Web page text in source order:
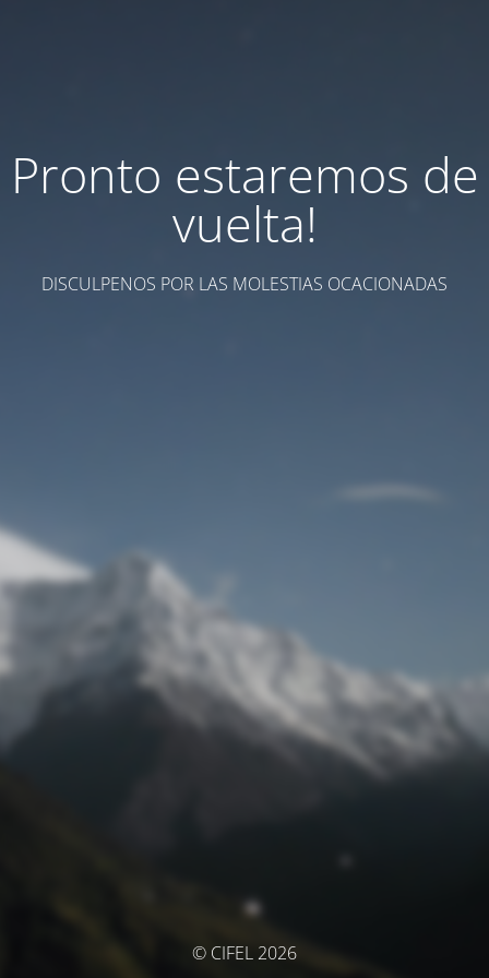
Pronto estaremos de
vuelta!
DISCULPENOS POR LAS MOLESTIAS OCACIONADAS
© CIFEL 2026